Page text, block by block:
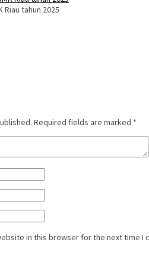
Riau tahun 2025
Required fields are marked *
in this browser for the next time I